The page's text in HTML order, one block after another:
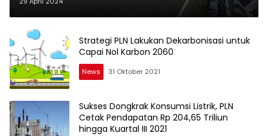
Strategi PLN Lakukan Dekarbonisasi untuk
Capai Nol Karbon 2060
News 31 Oktober 2021
Sukses Dongkrak Konsumsi Listrik, PLN
Cetak Pendapatan Rp 204,65 Triliun
hingga Kuartal III 2021